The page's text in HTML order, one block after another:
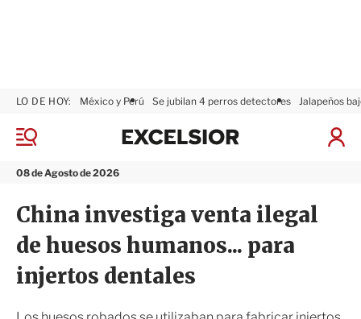
M
n
08 de Agosto de 2026
LO DE HOY: México y Perú Se jubilan 4 perros detectores Jalapeños
I
ó
x
i
r
China investiga venta ilegal
de huesos humanos... para
injertos dentales